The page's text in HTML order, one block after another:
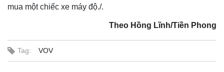
mua một chiếc xe máy độ./.
Theo Hồng Lĩnh/Tiền Phong
Tag: VOV